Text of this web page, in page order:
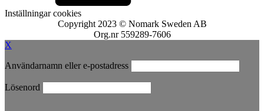
Inställningar cookies
Copyright 2023 © Nomark Sweden AB
Org.nr 559289-7606
X
Användarnamn eller e-postadress
Lösenord